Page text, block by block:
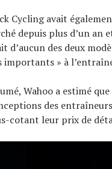
Cycling avait
depuis plus d’un an
d’aucun des deux
importants » à
Wahoo a estimé
des
cotant leur prix de